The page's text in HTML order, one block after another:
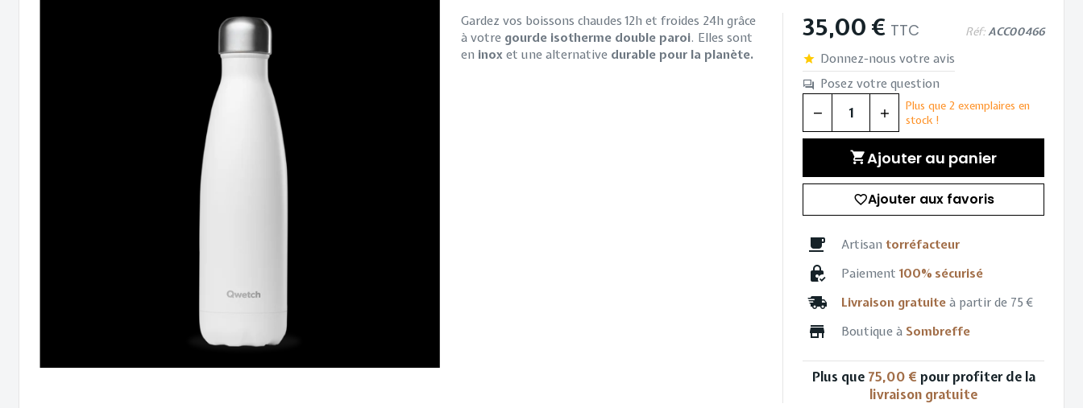
35,00 € TTC Réf:ACC00466
Donnez-nous votre avis
Posez votre question
Quantité Plus que 2 exemplaires en
stock !
Ajouter au panier
Ajouter aux favoris
Artisan torréfacteur
Paiement 100% sécurisé
Livraison gratuite à partir de 75 €
Boutique à Sombreffe
Plus que 75,00 € pour profiter de la
livraison gratuite
Gardez vos boissons chaudes 12h et froides 24h grâce
à votre gourde isotherme double paroi. Elles sont
en inox et une alternative durable pour la planète.